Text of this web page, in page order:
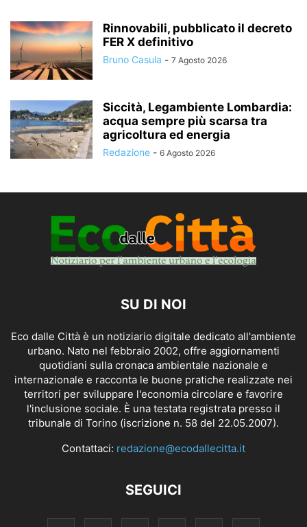
Rinnovabili, pubblicato il decreto
FER X definitivo
Bruno Casula - 7 Agosto 2026
Siccità, Legambiente Lombardia:
acqua sempre più scarsa tra
agricoltura ed energia
Redazione - 6 Agosto 2026
SU DI NOI
Eco dalle Città è un notiziario digitale dedicato all'ambiente
urbano. Nato nel febbraio 2002, offre aggiornamenti
quotidiani sulla cronaca ambientale nazionale e
internazionale e racconta le buone pratiche realizzate nei
territori per sviluppare l'economia circolare e favorire
l'inclusione sociale. È una testata registrata presso il
tribunale di Torino (iscrizione n. 58 del 22.05.2007).
Contattaci: redazione@ecodallecitta.it
SEGUICI